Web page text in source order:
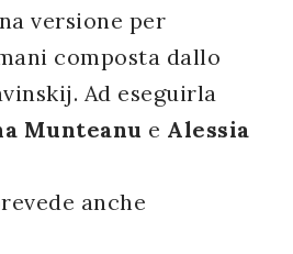
versione per
composta dallo
Ad eseguirla
Munteanu e Alessia
anche